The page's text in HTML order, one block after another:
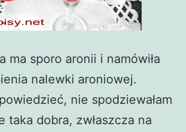
ma sporo aronii i namówiła
nalewki aroniowej.
nie spodziewałam
taka dobra, zwłaszcza na